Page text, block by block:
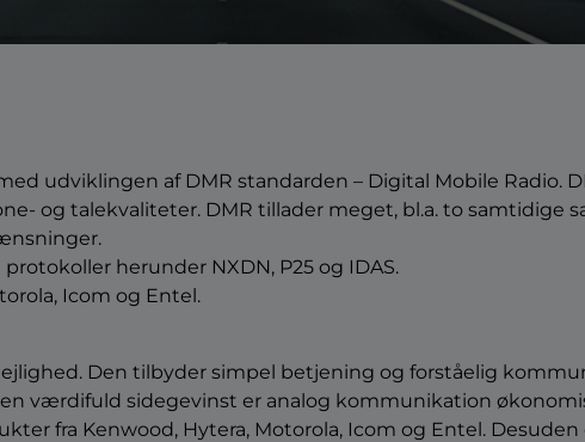
udviklingen af DMR standarden – Digital Mobile Radio.
og talekvaliteter. DMR tillader meget, bl.a. to samtidige
herunder NXDN, P25 og IDAS.
Icom og Entel.
Den tilbyder simpel betjening og forståelig
værdifuld sidegevinst er analog kommunikation
fra Kenwood, Hytera, Motorola, Icom og Entel.